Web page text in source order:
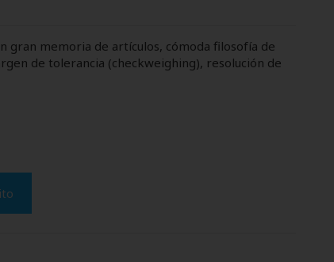
gran memoria de artículos, cómoda filosofía de
de tolerancia (checkweighing), resolución de